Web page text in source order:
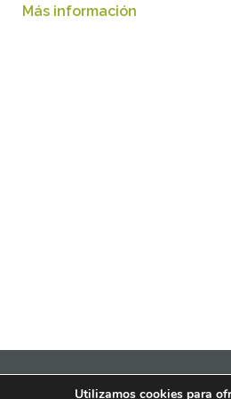
Más información
Utilizamos cookies para